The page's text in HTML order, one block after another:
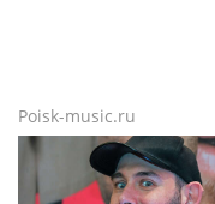
Poisk-music.ru